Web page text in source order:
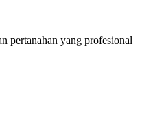
pertanahan yang profesional